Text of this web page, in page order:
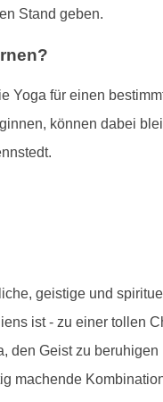
Stand geben.
Yoga für einen
können dabei
geistige und
ist - zu einer tollen
den Geist zu
machende